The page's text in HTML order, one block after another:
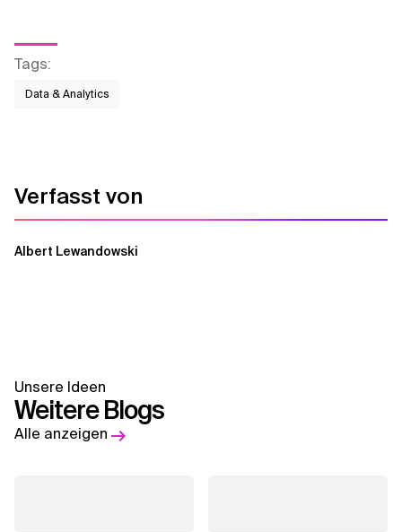
Tags:
Data & Analytics
Verfasst von
Albert Lewandowski
Unsere Ideen
Weitere Blogs
Alle anzeigen